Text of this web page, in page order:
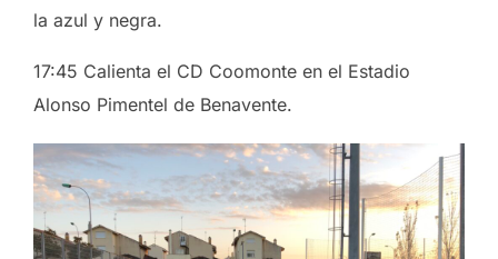
la azul y negra.
17:45 Calienta el CD Coomonte en el Estadio
Alonso Pimentel de Benavente.